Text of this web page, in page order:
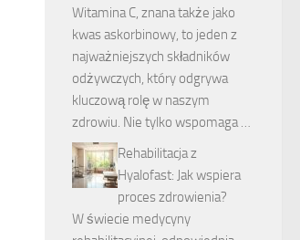
Witamina C, znana także jako
kwas askorbinowy, to jeden z
najważniejszych składników
odżywczych, który odgrywa
kluczową rolę w naszym
zdrowiu. Nie tylko wspomaga …
Rehabilitacja z
Hyalofast: Jak wspiera
proces zdrowienia?
W świecie medycyny